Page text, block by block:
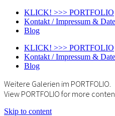
KLICK! >>> PORTFOLIO
Kontakt / Impressum &
Blog
KLICK! >>> PORTFOLIO
Kontakt / Impressum &
Blog
Weitere Galerien im PORTFOLIO.
View PORTFOLIO for more
Skip to content